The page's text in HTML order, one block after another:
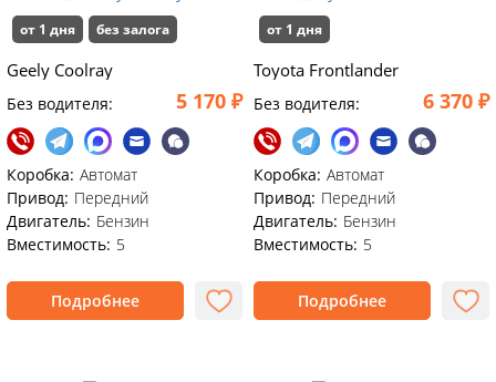
от 1 дня без залога
Geely Coolray
Без водителя: 5 170 ₽
Коробка: Автомат
Привод: Передний
Двигатель: Бензин
Вместимость: 5
Подробнее
от 1 дня
Toyota Frontlander
Без водителя: 6 370 ₽
Коробка: Автомат
Привод: Передний
Двигатель: Бензин
Вместимость: 5
Подробнее